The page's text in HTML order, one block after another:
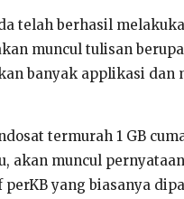
telah berhasil
muncul tulisan
banyak applikasi
termurah 1 GB
muncul
yang biasanya